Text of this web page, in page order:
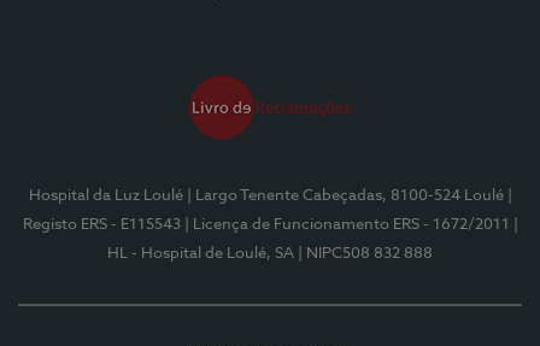
Hospital da Luz Loulé | Largo Tenente Cabeçadas, 8100-524 Loulé
Registo ERS - E115543
| Licença de Funcionamento ERS - 1672/2011
HL - Hospital de Loulé, SA
| NIPC508 832 888